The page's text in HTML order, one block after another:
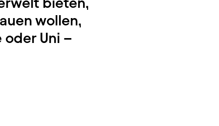
wollen,
Uni –